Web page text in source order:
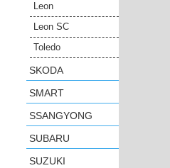
Leon
Leon SC
Toledo
SKODA
SMART
SSANGYONG
SUBARU
SUZUKI